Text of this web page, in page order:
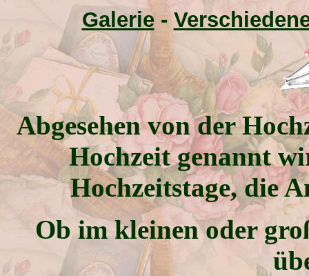
Galerie-
Abgesehen von der
Hochzeit genannt
Hochzeitstage, die
Ob im kleinen oder